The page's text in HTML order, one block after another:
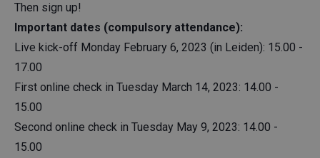
Then sign up!
Important dates (compulsory attendance):
Live kick-off Monday February 6, 2023 (in Leiden): 15.00 -
17.00
First online check in Tuesday March 14, 2023: 14.00 -
15.00
Second online check in Tuesday May 9, 2023: 14.00 -
15.00